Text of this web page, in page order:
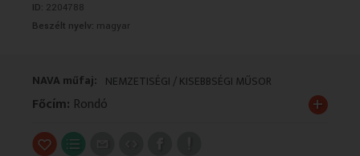
ID: 2204788
Beszélt nyelv: magyar
NAVA műfaj: NEMZETISÉGI / KISEBBSÉGI MŰSOR
Főcím: Rondó +